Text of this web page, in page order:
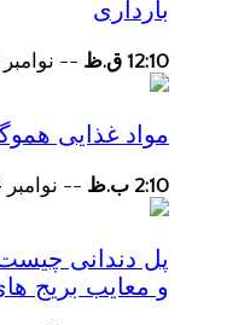
بارداری
12:10 ق.ظ -- نوامبر 26, 2023
مواد غذایی
2:10 ب.ظ -- نوامبر 24, 2023
پل دندانی چیست
و معایب بریج